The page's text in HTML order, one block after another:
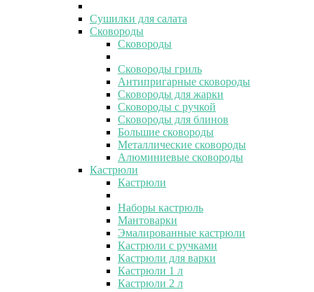
Сушилки для салата
Сковороды
Сковороды
Сковороды гриль
Антипригарные сковороды
Сковороды для жарки
Сковороды с ручкой
Сковороды для блинов
Большие сковороды
Металлические сковороды
Алюминиевые сковороды
Кастрюли
Кастрюли
Наборы кастрюль
Мантоварки
Эмалированные кастрюли
Кастрюли с ручками
Кастрюли для варки
Кастрюли 1 л
Кастрюли 2 л